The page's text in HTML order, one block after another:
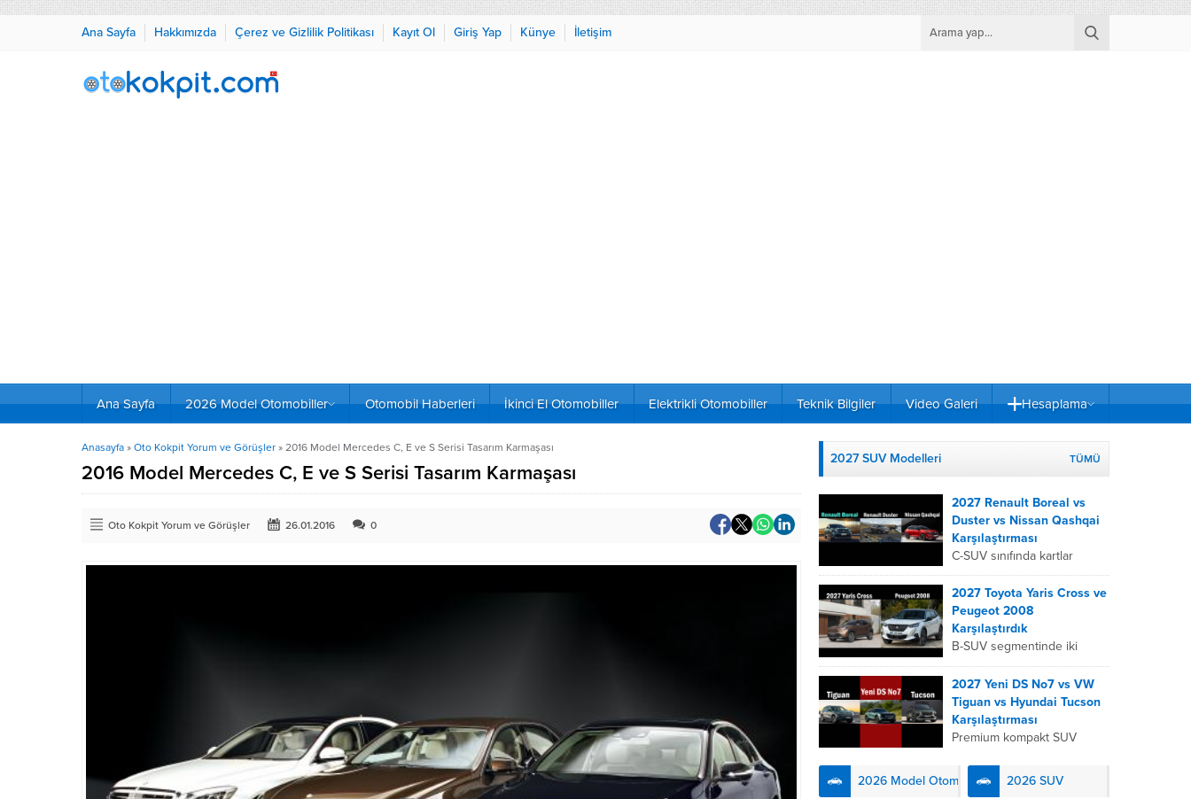
Ana Sayfa Hakkımızda Çerez ve Gizlilik Politikası Kayıt Ol Giriş Yap Künye İletişim
Ana Sayfa 2026 Model Otomobiller Otomobil Haberleri İkinci El Otomobiller Elektrikli Otomobiller Teknik Bilgiler Video Galeri Hesaplama
Anasayfa » Oto Kokpit Yorum ve Görüşler » 2016 Model Mercedes C, E ve S Serisi Tasarım Karmaşası
2016 Model Mercedes C, E ve S Serisi Tasarım Karmaşası
Oto Kokpit Yorum ve Görüşler 26.01.2016 0
2027 SUV Modelleri TÜMÜ
2027 Renault Boreal vs
Duster vs Nissan Qashqai
Karşılaştırması
C-SUV sınıfında kartlar
yeniden dağıtıldı. 2027
Renault Boreal, Renault
Duster ve Nissan Qashqai;
her biri farklı bir sürüş
deneyimi, motor...
2027 Toyota Yaris Cross ve
Peugeot 2008
Karşılaştırdık
B-SUV segmentinde iki
önemli oyuncu olan 2027
Toyota Yaris
Cross ve Peugeot 2008,
farklı mühendislik
felsefeleriyle kullanıcıların
hibrit teknolojisindeki
uzmanlığını...
2027 Yeni DS No7 vs VW
Tiguan vs Hyundai Tucson
Karşılaştırması
Premium kompakt SUV
isteyen 2027 DS No7,
2026 Model Otomobiller 2026 SUV